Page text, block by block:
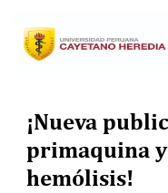
¡Nueva
primaquina
hemólisis!